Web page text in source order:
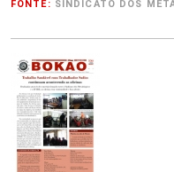
FONTE: SINDICATO DOS